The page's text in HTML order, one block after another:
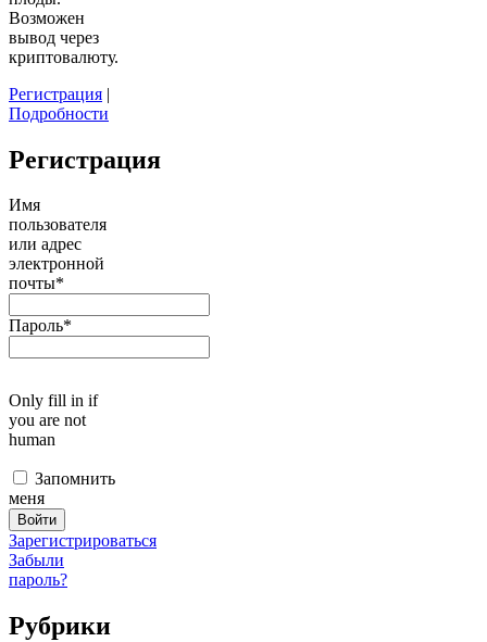
Возможен
вывод через
криптовалюту.
Регистрация |
Подробности
Регистрация
Имя
пользователя
или адрес
электронной
почты*
Пароль*
Only fill in if
you are not
human
Запомнить
меня
Зарегистрироваться
Забыли
пароль?
Рубрики